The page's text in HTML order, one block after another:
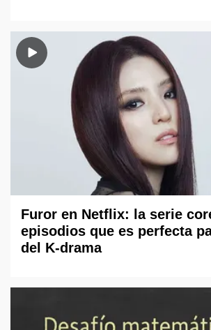
Furor en Netflix: la serie
episodios que es perfecta
del K-drama